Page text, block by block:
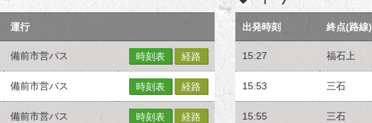
運行
備前市営バス 時刻表 経路
備前市営バス 時刻表 経路
備前市営バス 時刻表 経路
出発時刻 終点(路線)
15:27 福石上
15:53 三石
15:55 三石